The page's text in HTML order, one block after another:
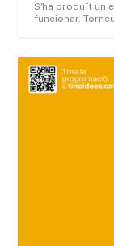
S'ha produït un
funcionar.